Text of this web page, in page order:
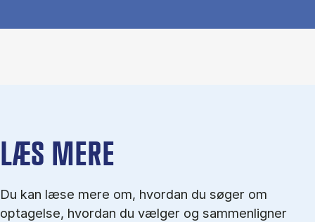
LÆS MERE
Du kan læse mere om, hvordan du søger om
optagelse, hvordan du vælger og sammenligner